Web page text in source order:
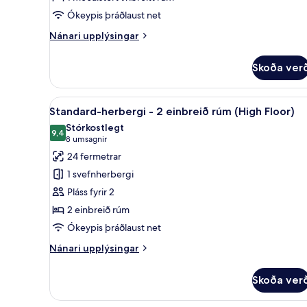
meðalstórt
tvíbreitt
rúm
aðgengi
(High
Floor)
Ókeypis þráðlaust net
Nánari upplýsingar
Nánari
herbergi
1
meðalstórt
tvíbreitt
rúm
gott
aðgengi
(High
Floor)
Skoða
Skoða
allar
myndir
fyrir
Standard-
herbergi
-
2
einbreið
rúm
Rúmföt af bestu gerð, rúm
7
Standard-herbergi - 2 einbreið rúm (High Floor)
9,49,4 af 10
Stórkostlegt
8 umsagnir
(8
umsagnir)
24 fermetrar
1 svefnherbergi
Pláss fyrir 2
2 einbreið rúm
Ókeypis þráðlaust net
Nánari upplýsingar
Nánari
herbergi
Skoða